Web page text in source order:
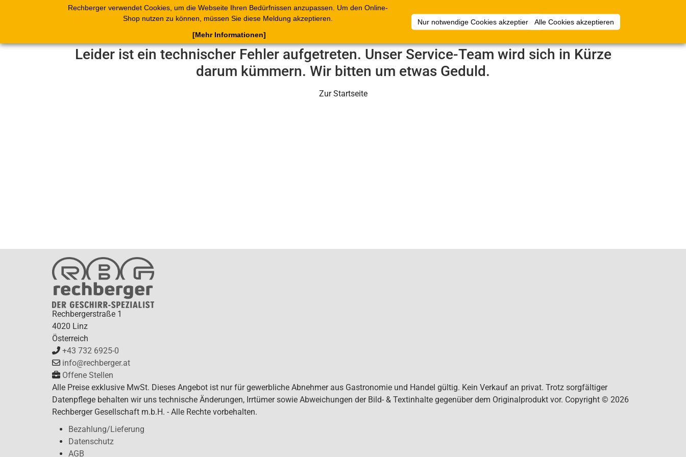
Rechberger verwendet Cookies, um die Webseite Ihren Bedürfnissen anzupassen. Um den Online-
Shop nutzen zu können, müssen Sie diese Meldung akzeptieren.
Nur notwendige Cookies akzeptierenAlle Cookies akzeptieren
[Mehr Informationen]
Shop Blätterkataloge Warenkorb Belege Artikelsammlungen Anmelden
Leider ist ein technischer Fehler aufgetreten. Unser Service-Team wird sich in Kürze
darum kümmern. Wir bitten um etwas Geduld.
Zur Startseite
Rechbergerstraße 1
4020 Linz
Österreich
+43 732 6925-0
info@rechberger.at
Offene Stellen
Alle Preise exklusive MwSt. Dieses Angebot ist nur für gewerbliche Abnehmer aus Gastronomie und Handel gültig. Kein Verkauf an privat. Trotz sorgfältiger
Datenpflege behalten wir uns technische Änderungen, Irrtümer sowie Abweichungen der Bild- & Textinhalte gegenüber dem Originalprodukt vor. Copyright © 2026
Rechberger Gesellschaft m.b.H. - Alle Rechte vorbehalten.
Bezahlung/Lieferung
Datenschutz
AGB